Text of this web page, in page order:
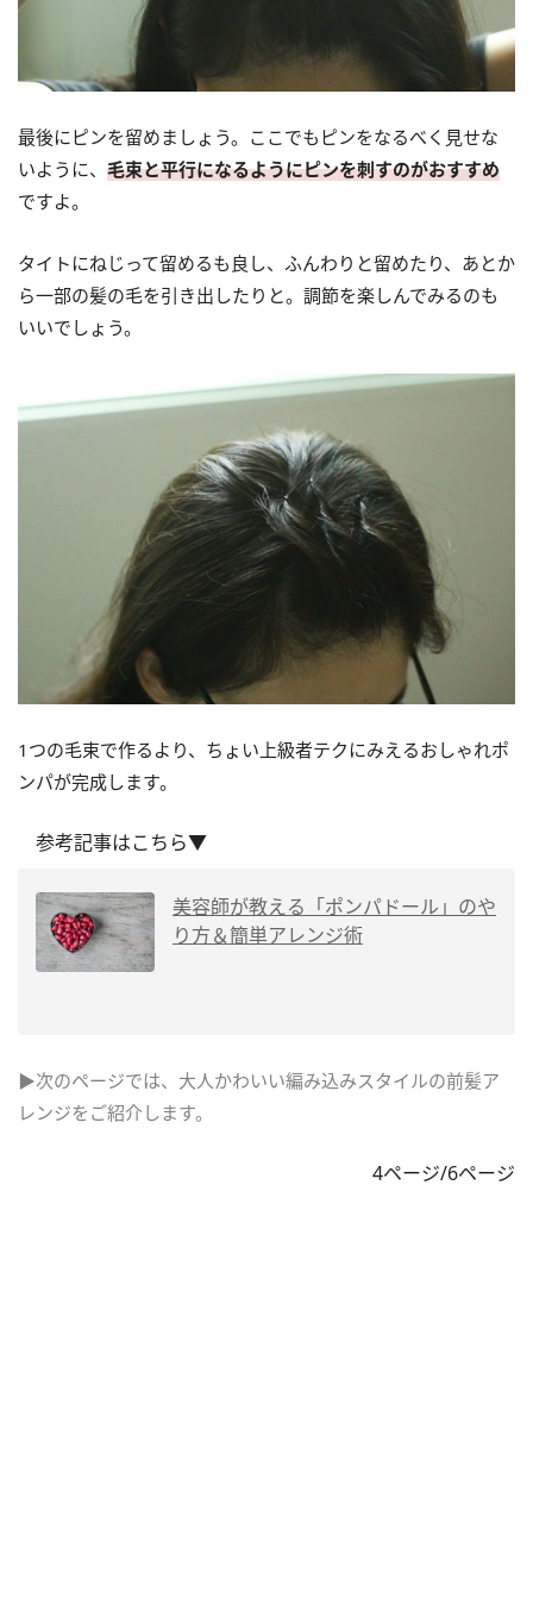
最後にピンを留めましょう。ここでもピンをなるべく見せな
いように、 毛束と平行になるようにピンを刺すのがおすすめ
ですよ。
タイトにねじって留めるも良し、ふんわりと留めたり、あとか
ら一部の髪の毛を引き出したりと。調節を楽しんでみるのも
いいでしょう。
1つの毛束で作るより、ちょい上級者テクにみえるおしゃれポ
ンパが完成します。
参考記事はこちら▼
美容師が教える「ポンパドール」のや
り方＆簡単アレンジ術
▶次のページでは、大人かわいい編み込みスタイルの前髪ア
レンジをご紹介します。
4ページ/6ページ